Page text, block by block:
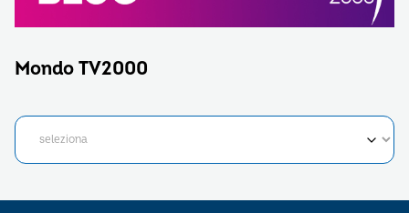
Mondo TV2000